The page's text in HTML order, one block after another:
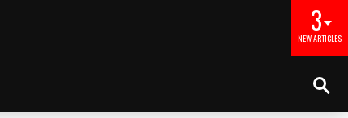
3
NEW ARTICLES